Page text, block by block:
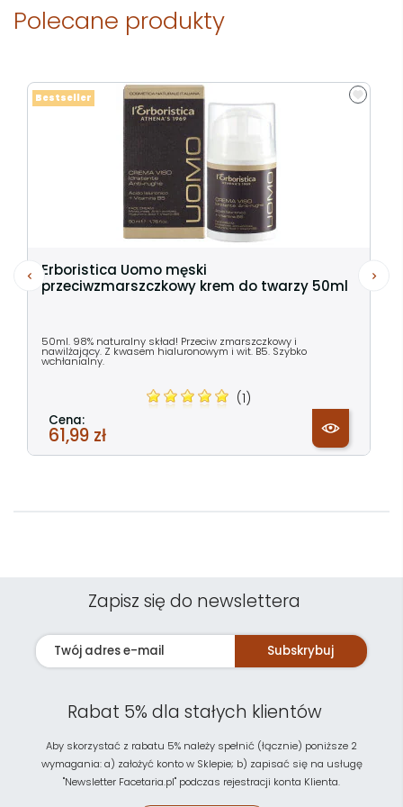
Polecane produkty
Erboristica Uomo męski
przeciwzmarszczkowy krem do twarzy 50ml
50ml. 98% naturalny skład! Przeciw zmarszczkowy i
nawilżający. Z kwasem hialuronowym i wit. B5. Szybko
wchłanialny.
(1)
Cena:
61,99 zł
Bestseller
Zapisz się do newslettera
Subskrybuj
Rabat 5% dla stałych klientów
Aby skorzystać z rabatu 5% należy spełnić (łącznie) poniższe 2
wymagania: a) założyć konto w Sklepie; b) zapisać się na usługę
"Newsletter Facetaria.pl" podczas rejestracji konta Klienta.